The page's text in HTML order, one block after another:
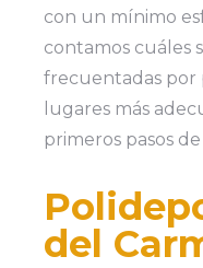
con un mínimo
contamos cuáles
frecuentadas por
lugares más
primeros pasos
del